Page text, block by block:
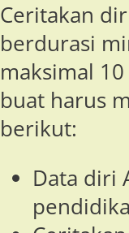
Ceritakan
berdurasi
maksimal
buat harus
berikut:
Data diri